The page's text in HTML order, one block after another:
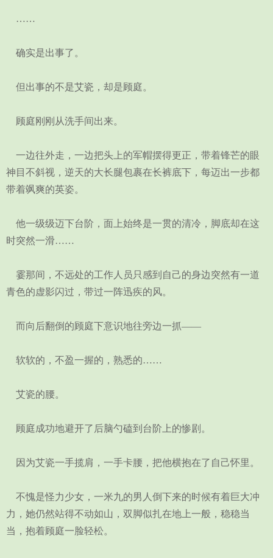
……
确实是出事了。
但出事的不是艾瓷，却是顾庭。
顾庭刚刚从洗手间出来。
一边往外走，一边把头上的军帽摆得更正，带着锋芒的眼
神目不斜视，逆天的大长腿包裹在长裤底下，每迈出一步都
带着飒爽的英姿。
他一级级迈下台阶，面上始终是一贯的清冷，脚底却在这
时突然一滑……
霎那间，不远处的工作人员只感到自己的身边突然有一道
青色的虚影闪过，带过一阵迅疾的风。
而向后翻倒的顾庭下意识地往旁边一抓——
软软的，不盈一握的，熟悉的……
艾瓷的腰。
顾庭成功地避开了后脑勺磕到台阶上的惨剧。
因为艾瓷一手揽肩，一手卡腰，把他横抱在了自己怀里。
不愧是怪力少女，一米九的男人倒下来的时候有着巨大冲
力，她仍然站得不动如山，双脚似扎在地上一般，稳稳当
当，抱着顾庭一脸轻松。